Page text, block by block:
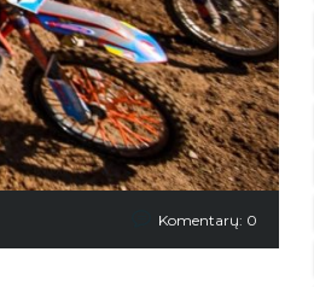
Komentarų: 0